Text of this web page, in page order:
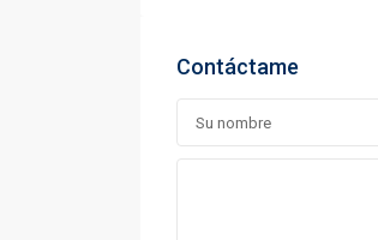
Contáctame